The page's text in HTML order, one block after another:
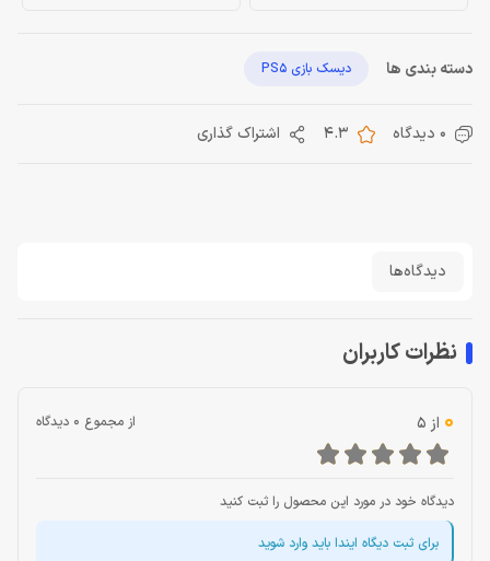
دسته بندی ها دیسک بازی PS5
0 دیدگاه 4.3 اشتراک گذاری
دیدگاه‌ها
نظرات کاربران
0 از 5 از مجموع 0 دیدگاه
دیدگاه خود در مورد این محصول را ثبت کنید
برای ثبت دیگاه ایندا باید وارد شوید